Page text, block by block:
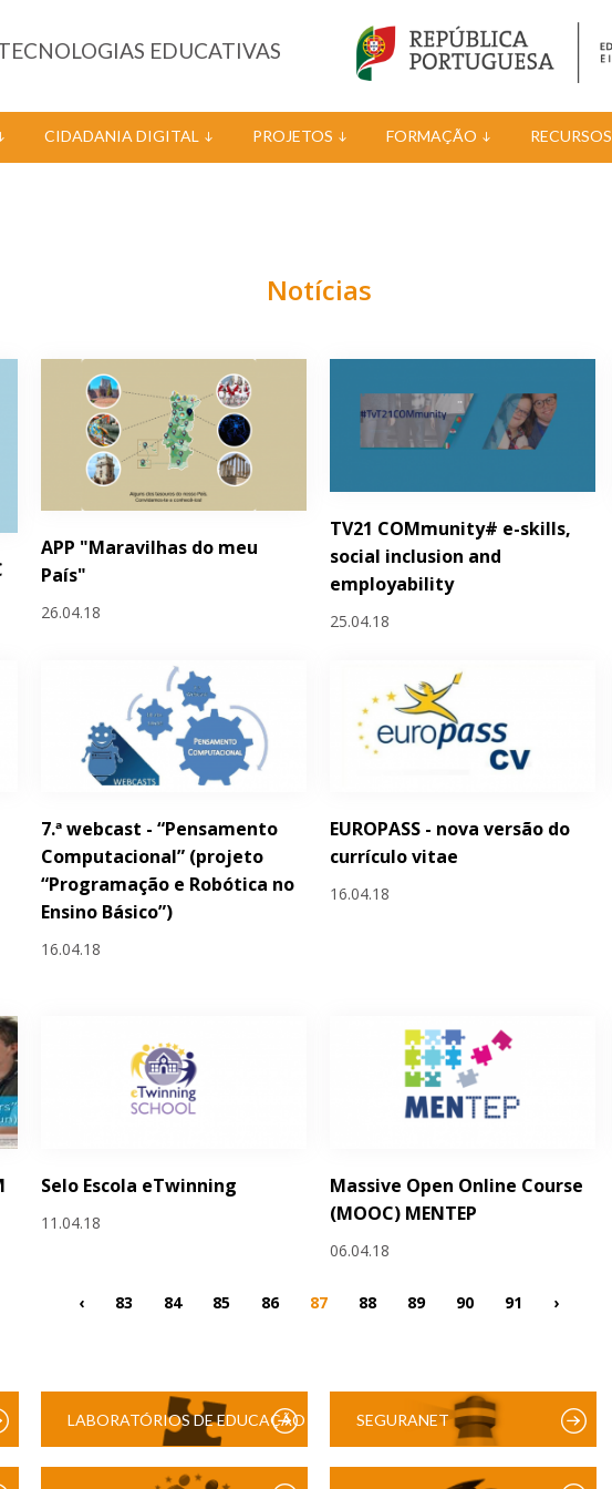
EDUCATIVAS
CIDADANIA DIGITAL PROJETOS FORMAÇÃO RECURSOS
Notícias
APP "Maravilhas do meu
País"
26.04.18
TV21 COMmunity# e-skills,
social inclusion and
employability
25.04.18
7.ª webcast - “Pensamento
Computacional” (projeto
“Programação e Robótica no
Ensino Básico”)
16.04.18
EUROPASS - nova versão do
currículo vitae
16.04.18
Selo Escola eTwinning
11.04.18
Massive Open Online Course
(MOOC) MENTEP
06.04.18
‹ 83 84 85 86 87 88 89 90 91 ›
LABORATÓRIOS DE EDUCAÇÃO SEGURANET